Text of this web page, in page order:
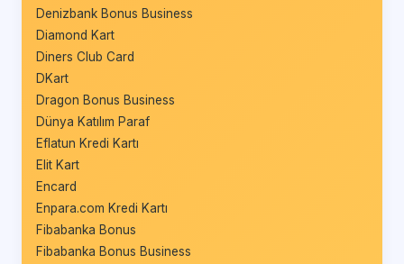
Denizbank Bonus Business
Diamond Kart
Diners Club Card
DKart
Dragon Bonus Business
Dünya Katılım Paraf
Eflatun Kredi Kartı
Elit Kart
Encard
Enpara.com Kredi Kartı
Fibabanka Bonus
Fibabanka Bonus Business